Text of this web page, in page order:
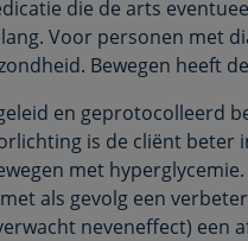
die de arts
Voor personen met
Bewegen heeft
en geprotocolleerd
is de cliënt beter
met
als gevolg een
neveneffect) een